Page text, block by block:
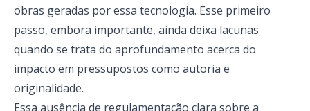
obras geradas por essa tecnologia. Esse primeiro
passo, embora importante, ainda deixa lacunas
quando se trata do aprofundamento acerca do
impacto em pressupostos como autoria e
originalidade.
Essa ausência de regulamentação clara sobre a